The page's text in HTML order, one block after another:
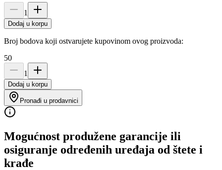
1
Dodaj u korpu
Broj bodova koji ostvarujete kupovinom ovog proizvoda:
50
1
Dodaj u korpu
Pronađi u prodavnici
Mogućnost produžene garancije ili
osiguranje određenih uređaja od štete i
krađe